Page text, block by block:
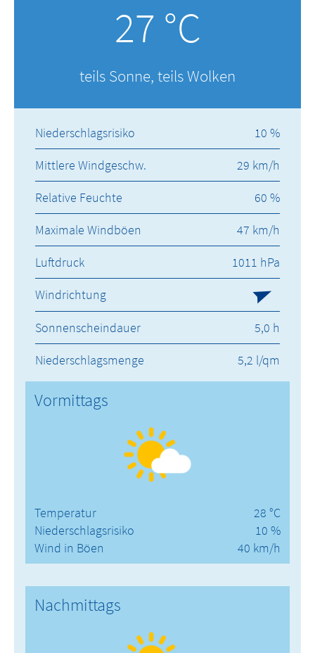
27 °C
teils Sonne, teils Wolken
Niederschlagsrisiko
10 %
Mittlere Windgeschw.
29 km/h
Relative Feuchte
60 %
Maximale Windböen
47 km/h
Luftdruck
1011 hPa
Windrichtung
Sonnenscheindauer
5,0 h
Niederschlagsmenge
5,2 l/qm
Vormittags
Temperatur
Niederschlagsrisiko
Wind in Böen
28 °C
10 %
40 km/h
Nachmittags